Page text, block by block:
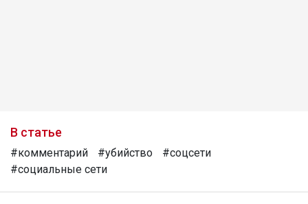
В статье
#комментарий #убийство
#соцсети
#социальные сети